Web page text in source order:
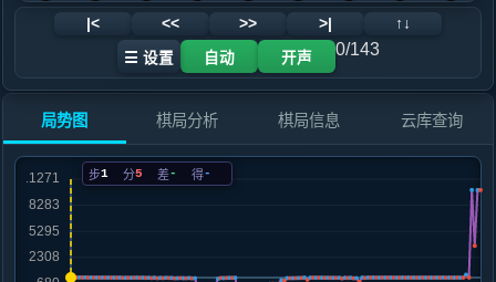
12. 车一平二
黑+10
黑+3
砲９进４
黑+10
炮二平一
.....马４退２
黑+4
砲２进３
14. 炮二退一
黑+28
炮二平一
.....砲９进４
黑+12
车８进２
15. 车四平一
黑+46
.....车８平９
16. 车一平二
.....砲９进２
|< << >> >| ↑↓
☰ 设置 自动 开声 0/143
局势图 棋局分析 棋局信息 云库查询
步1 分5 差- 得-